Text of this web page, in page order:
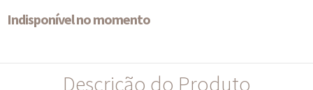
Indisponível no momento
Descrição do Produto